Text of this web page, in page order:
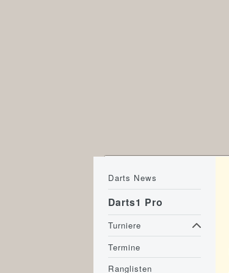
Darts News
Darts1 Pro
Turniere
Termine
Ranglisten